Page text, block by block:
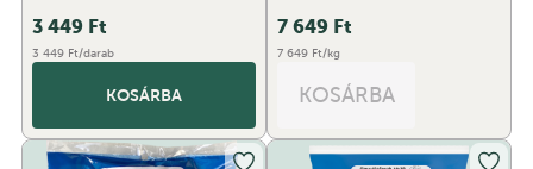
3 449 Ft
3 449 Ft/darab
KOSÁRBA
7 649 Ft
7 649 Ft/kg
KOSÁRBA